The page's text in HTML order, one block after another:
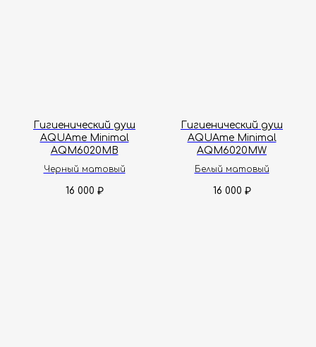
Гигиенический душ
AQUAme Minimal
AQM6020MB
Черный матовый
16 000 ₽
Гигиенический душ
AQUAme Minimal
AQM6020MW
Белый матовый
16 000 ₽